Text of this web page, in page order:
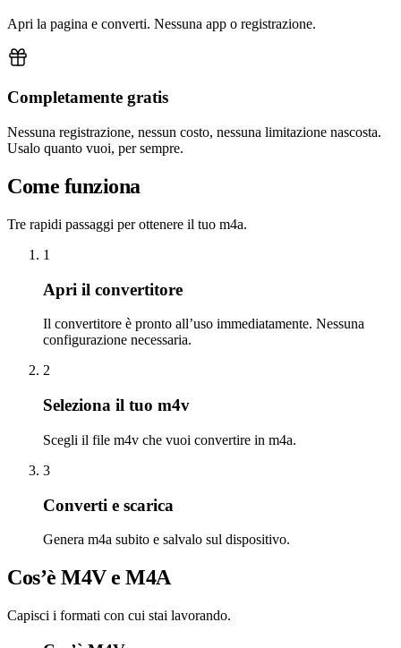
Apri la pagina e converti. Nessuna app o registrazione.
Completamente gratis
Nessuna registrazione, nessun costo, nessuna limitazione nascosta.
Usalo quanto vuoi, per sempre.
Come funziona
Tre rapidi passaggi per ottenere il tuo m4a.
1
Apri il convertitore
Il convertitore è pronto all’uso immediatamente. Nessuna
configurazione necessaria.
2
Seleziona il tuo m4v
Scegli il file m4v che vuoi convertire in m4a.
3
Converti e scarica
Genera m4a subito e salvalo sul dispositivo.
Cos’è M4V e M4A
Capisci i formati con cui stai lavorando.